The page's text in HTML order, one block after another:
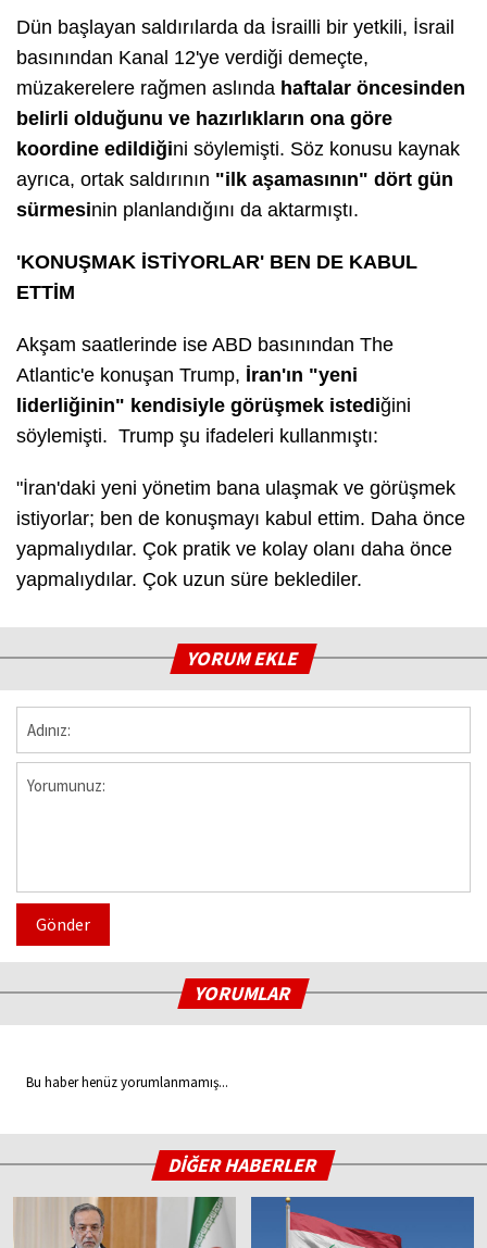
Dün başlayan saldırılarda da İsrailli bir yetkili, İsrail
basınından Kanal 12'ye verdiği demeçte,
müzakerelere rağmen aslında haftalar öncesinden
belirli olduğunu ve hazırlıkların ona göre
koordine edildiğini söylemişti. Söz konusu kaynak
ayrıca, ortak saldırının "ilk aşamasının" dört gün
sürmesinin planlandığını da aktarmıştı.
'KONUŞMAK İSTİYORLAR' BEN DE KABUL
ETTİM
Akşam saatlerinde ise ABD basınından The
Atlantic'e konuşan Trump, İran'ın "yeni
liderliğinin" kendisiyle görüşmek istediğini
söylemişti. Trump şu ifadeleri kullanmıştı:
"İran'daki yeni yönetim bana ulaşmak ve görüşmek
istiyorlar; ben de konuşmayı kabul ettim. Daha önce
yapmalıydılar. Çok pratik ve kolay olanı daha önce
yapmalıydılar. Çok uzun süre beklediler.
YORUM EKLE
Gönder
YORUMLAR
Bu haber henüz yorumlanmamış...
DİĞER HABERLER